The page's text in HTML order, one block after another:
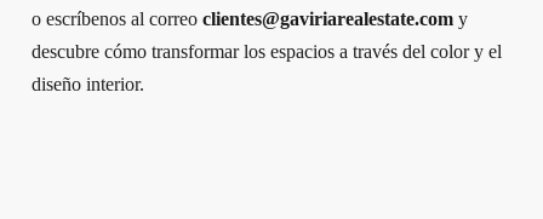
o escríbenos al correo clientes@gaviriarealestate.com y
descubre cómo transformar los espacios a través del color y el
diseño interior.